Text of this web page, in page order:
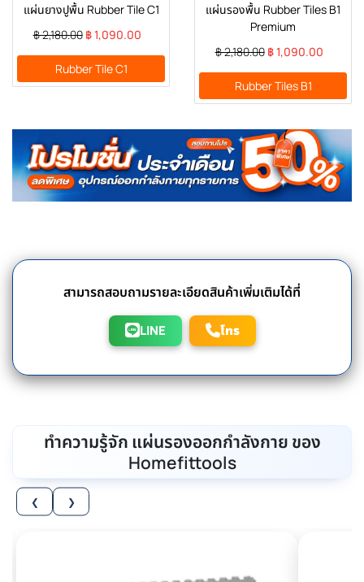
แผ่นยางปูพื้น Rubber Tile C1
฿ 2,180.00 ฿ 1,090.00
Rubber Tile C1
แผ่นรองพื้น Rubber Tiles B1
Premium
฿ 2,180.00 ฿ 1,090.00
Rubber Tiles B1
สามารถสอบถามรายละเอียดสินค้าเพิ่มเติมได้ที่
LINE โทร
ทำความรู้จัก แผ่นรองออกกำลังกาย ของ
Homefittools
❮ ❯